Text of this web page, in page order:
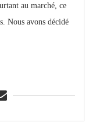
au marché, ce
Nous avons décidé